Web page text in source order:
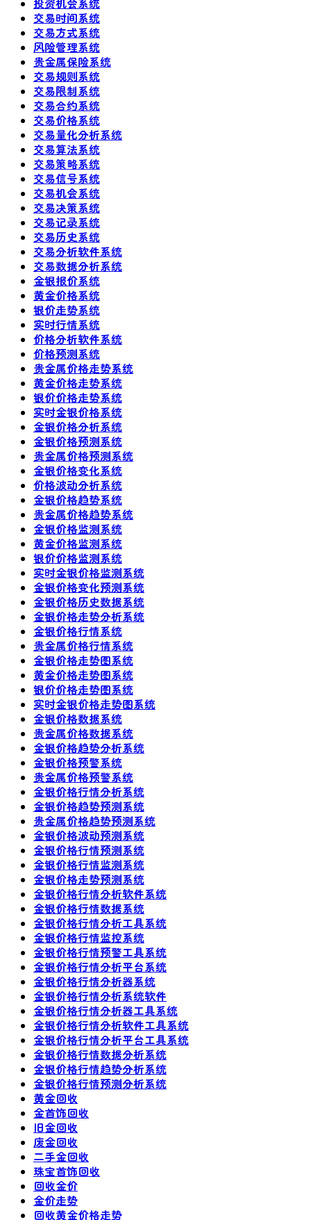
投资机会系统
交易时间系统
交易方式系统
风险管理系统
贵金属保险系统
交易规则系统
交易限制系统
交易合约系统
交易价格系统
交易量化分析系统
交易算法系统
交易策略系统
交易信号系统
交易机会系统
交易决策系统
交易记录系统
交易历史系统
交易分析软件系统
交易数据分析系统
金银报价系统
黄金价格系统
银价走势系统
实时行情系统
价格分析软件系统
价格预测系统
贵金属价格走势系统
黄金价格走势系统
银价价格走势系统
实时金银价格系统
金银价格分析系统
金银价格预测系统
贵金属价格预测系统
金银价格变化系统
价格波动分析系统
金银价格趋势系统
贵金属价格趋势系统
金银价格监测系统
黄金价格监测系统
银价价格监测系统
实时金银价格监测系统
金银价格变化预测系统
金银价格历史数据系统
金银价格走势分析系统
金银价格行情系统
贵金属价格行情系统
金银价格走势图系统
黄金价格走势图系统
银价价格走势图系统
实时金银价格走势图系统
金银价格数据系统
贵金属价格数据系统
金银价格趋势分析系统
金银价格预警系统
贵金属价格预警系统
金银价格行情分析系统
金银价格趋势预测系统
贵金属价格趋势预测系统
金银价格波动预测系统
金银价格行情预测系统
金银价格行情监测系统
金银价格走势预测系统
金银价格行情分析软件系统
金银价格行情数据系统
金银价格行情分析工具系统
金银价格行情监控系统
金银价格行情预警工具系统
金银价格行情分析平台系统
金银价格行情分析器系统
金银价格行情分析系统软件
金银价格行情分析器工具系统
金银价格行情分析软件工具系统
金银价格行情分析平台工具系统
金银价格行情数据分析系统
金银价格行情趋势分析系统
金银价格行情预测分析系统
黄金回收
金首饰回收
旧金回收
废金回收
二手金回收
珠宝首饰回收
回收金价
金价走势
回收黄金价格走势